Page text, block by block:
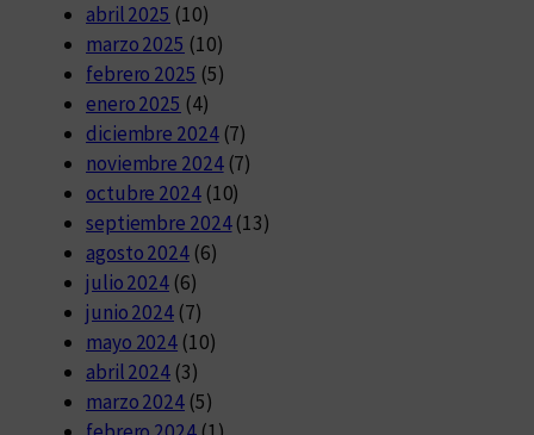
abril 2025 (10)
marzo 2025 (10)
febrero 2025 (5)
enero 2025 (4)
diciembre 2024(7)
noviembre 2024(7)
octubre 2024(10)
septiembre 2024(13)
agosto 2024(6)
julio 2024 (6)
junio 2024 (7)
mayo 2024 (10)
abril 2024 (3)
marzo 2024 (5)